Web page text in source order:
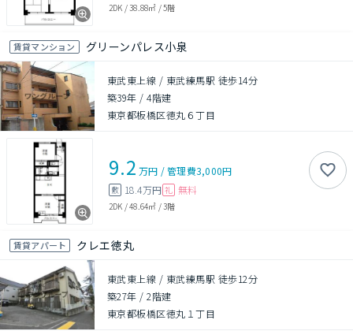
2DK /38.88㎡ /5階
賃貸マンション グリーンパレス小泉
東武東上線 / 東武練馬駅 徒歩14分
築39年 /4階建
東京都板橋区徳丸６丁目
9.2 万円 /管理費3,000円
敷 18.4万円 礼 無料
2DK /48.64㎡ /3階
賃貸アパート クレエ徳丸
東武東上線 / 東武練馬駅 徒歩12分
築27年 /2階建
東京都板橋区徳丸１丁目